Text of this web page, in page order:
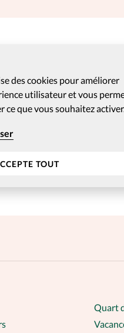
des cookies pour améliorer
utilisateur et vous
ce que vous souhaitez
TOUT
Quart